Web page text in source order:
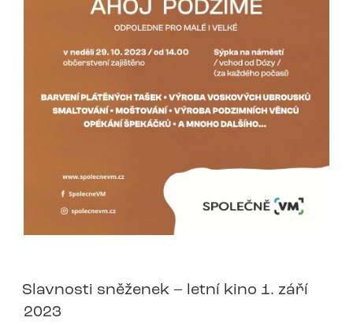
Slavnosti sněženek – letní kino 1. září
2023